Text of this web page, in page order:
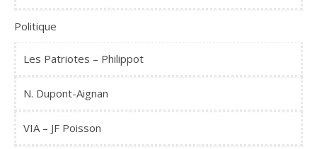
Politique
Les Patriotes – Philippot
N. Dupont-Aignan
VIA – JF Poisson